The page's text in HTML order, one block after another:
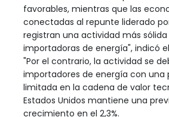
favorables, mientras que las
conectadas al repunte liderado
registran una actividad más
importadoras de energía", indicó
"Por el contrario, la actividad se
importadores de energía con una
limitada en la cadena de valor
Estados Unidos mantiene una
crecimiento en el 2,3%.